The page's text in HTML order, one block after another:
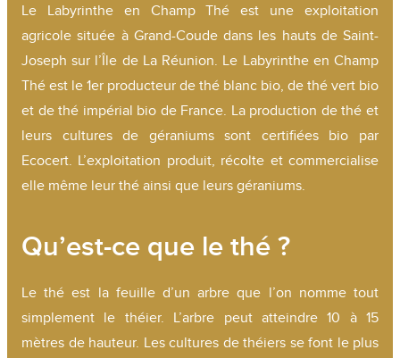
Le Labyrinthe en Champ Thé est une exploitation
agricole située à Grand-Coude dans les hauts de Saint-
Joseph sur l’Île de La Réunion. Le Labyrinthe en Champ
Thé est le 1er producteur de thé blanc bio, de thé vert bio
et de thé impérial bio de France. La production de thé et
leurs cultures de géraniums sont certifiées bio par
Ecocert. L’exploitation produit, récolte et commercialise
elle même leur thé ainsi que leurs géraniums.
Qu’est-ce que le thé ?
Le thé est la feuille d’un arbre que l’on nomme tout
simplement le théier. L’arbre peut atteindre 10 à 15
mètres de hauteur. Les cultures de théiers se font le plus